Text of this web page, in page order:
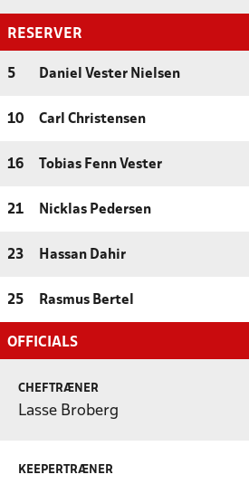
RESERVER
5 Daniel Vester Nielsen
10 Carl Christensen
16 Tobias Fenn Vester
21 Nicklas Pedersen
23 Hassan Dahir
25 Rasmus Bertel
OFFICIALS
CHEFTRÆNER
Lasse Broberg
KEEPERTRÆNER